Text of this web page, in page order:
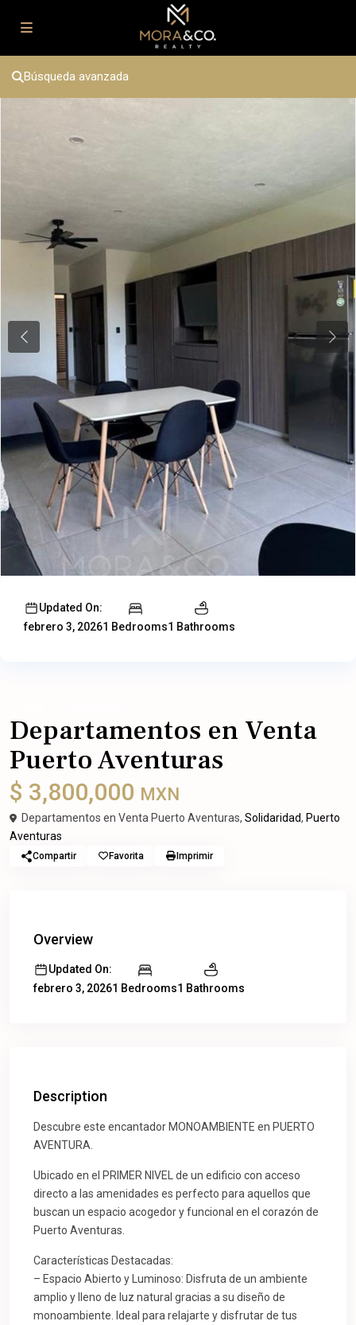
Búsqueda avanzada
Previous Next
Updated On:
febrero 3, 20261 Bedrooms1 Bathrooms
Departamentos en Venta
Puerto Aventuras
$ 3,800,000 MXN
Departamentos en Venta Puerto Aventuras, Solidaridad, Puerto
Aventuras
Compartir Favorita Imprimir
Overview
Updated On:
febrero 3, 20261 Bedrooms1 Bathrooms
Description
Descubre este encantador MONOAMBIENTE en PUERTO
AVENTURA.
Ubicado en el PRIMER NIVEL de un edificio con acceso
directo a las amenidades es perfecto para aquellos que
buscan un espacio acogedor y funcional en el corazón de
Puerto Aventuras.
Características Destacadas:
– Espacio Abierto y Luminoso: Disfruta de un ambiente
amplio y lleno de luz natural gracias a su diseño de
monoambiente. Ideal para relajarte y disfrutar de tus